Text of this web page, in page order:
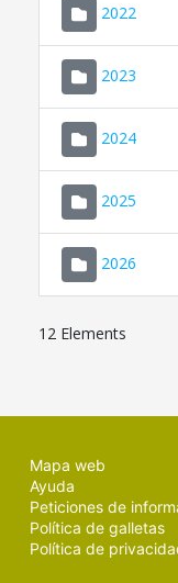
2022
2023
2024
2025
2026
12 Elements
Mapa web
Ayuda
Peticiones de
Política de galletas
Política de